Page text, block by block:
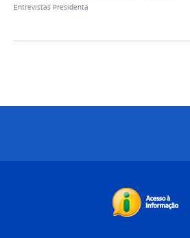
Entrevistas Presidenta